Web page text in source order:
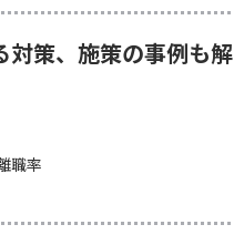
対策、施策の事例も解
職率